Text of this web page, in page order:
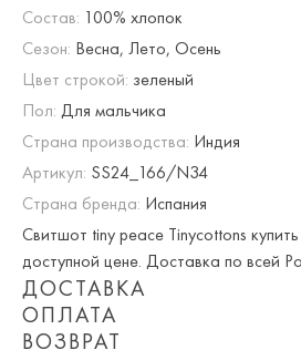
Состав: 100% хлопок
Сезон: Весна, Лето, Осень
Цвет строкой: зеленый
Пол: Для мальчика
Страна производства: Индия
Артикул: SS24_166/N34
Страна бренда: Испания
Свитшот tiny peace Tinycottons
доступной цене. Доставка по всей
ДОСТАВКА
Опция частичная доставка и
ОПЛАТА
ВОЗВРАТ